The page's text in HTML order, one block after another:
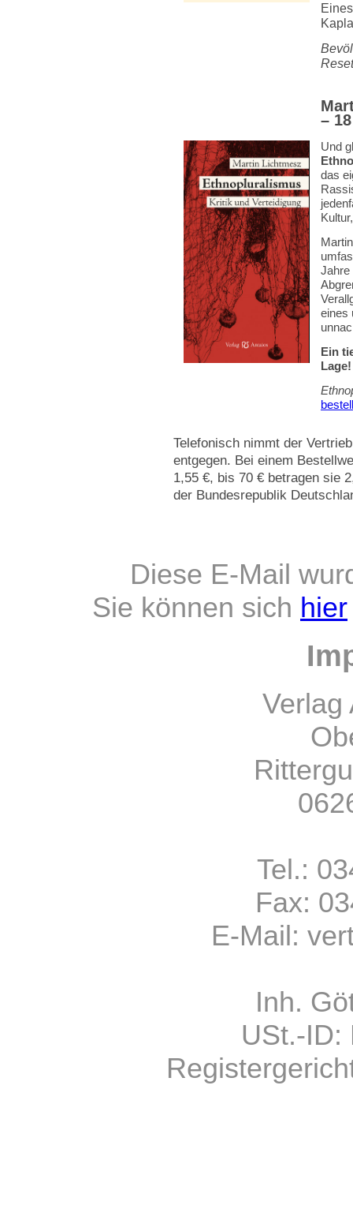
–
Und
das
Jahre
eines
Ein
Lage!
Telefonisch nimmt der
entgegen. Bei einem
1,55 €, bis 70 € betragen sie
der Bundesrepublik
Diese E-Mail
Sie können sich hier
Verlag
Tel.:
Fax:
E-Mail:
Inh.
USt.-ID: